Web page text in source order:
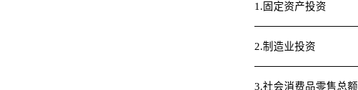
1.固定资产投资
2.制造业投资
3.社会消费品零售总额